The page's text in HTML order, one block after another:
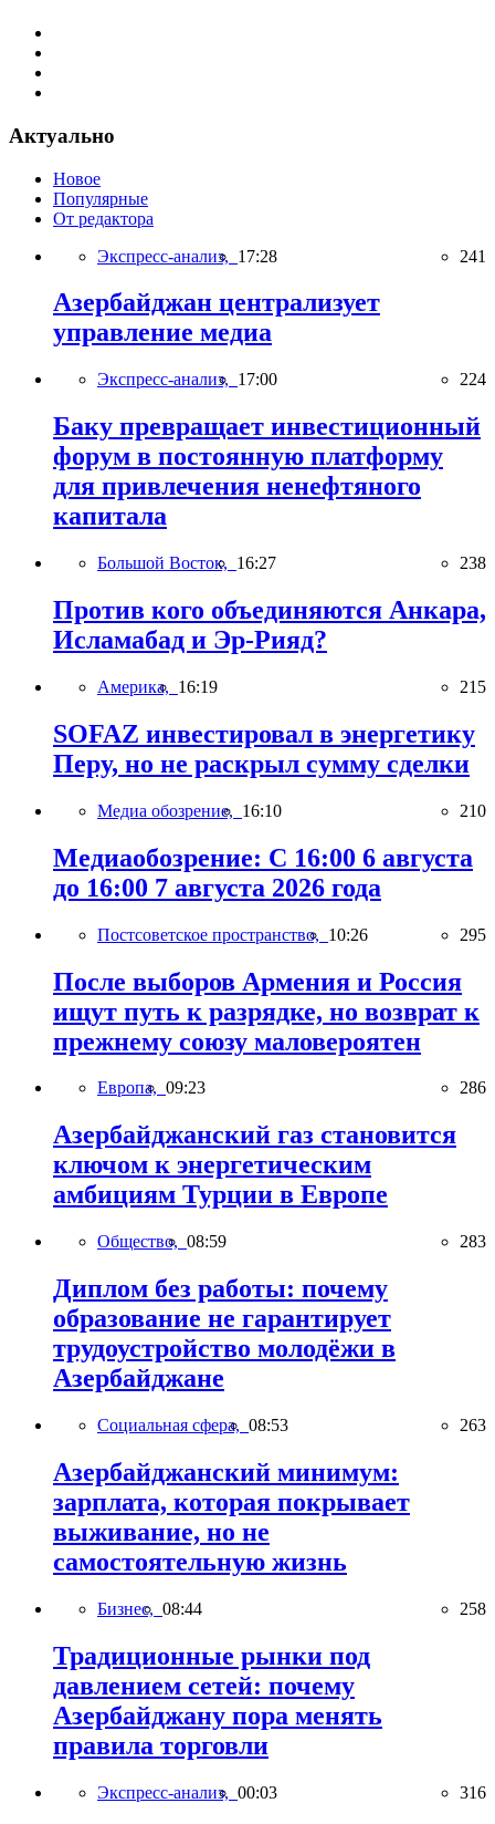
Актуально
Новое
Популярные
От редактора
Экспресс-анализ, 17:28 241
Азербайджан централизует
управление медиа
Экспресс-анализ, 17:00 224
Баку превращает инвестиционный
форум в постоянную платформу
для привлечения ненефтяного
капитала
Большой Восток, 16:27 238
Против кого объединяются Анкара,
Исламабад и Эр-Рияд?
Америка, 16:19 215
SOFAZ инвестировал в энергетику
Перу, но не раскрыл сумму сделки
Медиа обозрение, 16:10 210
Медиаобозрение: С 16:00 6 августа
до 16:00 7 августа 2026 года
Постсоветское пространство, 10:26 295
После выборов Армения и Россия
ищут путь к разрядке, но возврат к
прежнему союзу маловероятен
Европа, 09:23 286
Азербайджанский газ становится
ключом к энергетическим
амбициям Турции в Европе
Общество, 08:59 283
Диплом без работы: почему
образование не гарантирует
трудоустройство молодёжи в
Азербайджане
Социальная сфера, 08:53 263
Азербайджанский минимум:
зарплата, которая покрывает
выживание, но не
самостоятельную жизнь
Бизнес, 08:44 258
Традиционные рынки под
давлением сетей: почему
Азербайджану пора менять
правила торговли
Экспресс-анализ, 00:03 316